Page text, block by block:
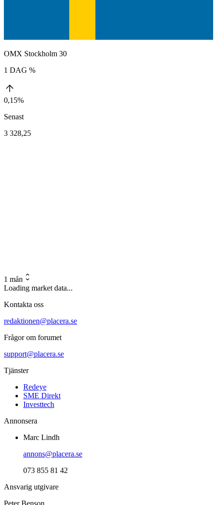
OMX Stockholm 30
1 DAG %
0,15%
Senast
3 328,25
1 mån
Loading market data...
Kontakta oss
redaktionen@placera.se
Frågor om forumet
support@placera.se
Tjänster
Redeye
SME Direkt
Investtech
Annonsera
Marc Lindh
annons@placera.se
073 855 81 42
Ansvarig utgivare